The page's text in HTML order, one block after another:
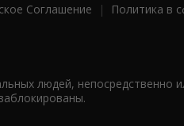
Соглашение |
Политика в
людей, непосредственно